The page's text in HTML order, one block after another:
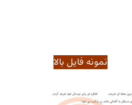
نمونه فایل بالا